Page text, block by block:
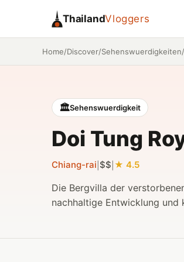
ThailandVloggers
Home/Discover/Sehenswuerdigkeiten/
🏛️Sehenswuerdigkeit
Doi Tung
Chiang-rai $$ 4.5
Die Bergvilla der
nachhaltige Entwicklung und